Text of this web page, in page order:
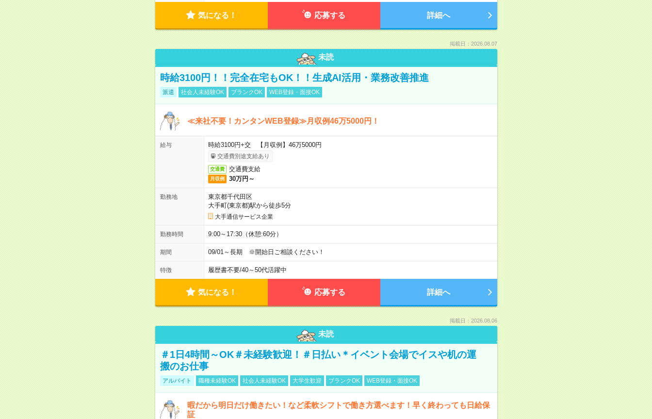
気になる！ 応募する 詳細へ
掲載日：2026.08.07
未読
時給3100円！！完全在宅もOK！！生成AI活用・業務改善推進
派遣 社会人未経験OK ブランクOK WEB登録・面接OK
≪来社不要！カンタンWEB登録≫月収例46万5000円！
給与 時給3100円+交 【月収例】46万5000円
交通費別途支給あり
交通費 交通費支給
月収例 30万円～
勤務地
東京都千代田区
大手町(東京都)駅から徒歩5分
大手通信サービス企業
勤務時間 9:00～17:30（休憩:60分）
期間 09/01～長期 ※開始日ご相談ください！
特徴 履歴書不要/40～50代活躍中
気になる！ 応募する 詳細へ
掲載日：2026.08.06
未読
＃1日4時間～OK＃未経験歓迎！＃日払い＊イベント会場でイスや机の運
搬のお仕事
アルバイト 職種未経験OK 社会人未経験OK 大学生歓迎 ブランクOK WEB登録・面接OK
暇だから明日だけ働きたい！など柔軟シフトで働き方選べます！早く終わっても日給保
証